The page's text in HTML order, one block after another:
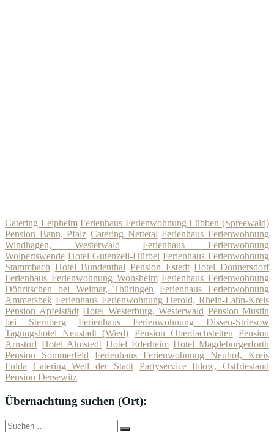
Catering Leipheim Ferienhaus Ferienwohnung Lübben (Spreewald)
Pension Bann, Pfalz Catering Nettetal Ferienhaus Ferienwohnung
Windhagen, Westerwald
Ferienhaus Ferienwohnung
Wolpertswende Hotel Gutenzell-Hürbel Ferienhaus Ferienwohnung
Stammbach Hotel Bundenthal Pension Estedt Hotel Donnersdorf
Ferienhaus Ferienwohnung Wonsheim Ferienhaus Ferienwohnung
Döbritschen bei Weimar, Thüringen
Ferienhaus Ferienwohnung
Ammersbek Ferienhaus Ferienwohnung Herold, Rhein-Lahn-Kreis
Pension Apfelstädt Hotel Westerburg, Westerwald Pension Mustin
bei Sternberg
Ferienhaus Ferienwohnung Dissen-Striesow
Tagungshotel Neustadt (Wied) Pension Oberdachstetten Pension
Arnstorf Hotel Almstedt Hotel Ederheim Hotel Magdeburgerforth
Pension Sommerfeld
Ferienhaus Ferienwohnung Neuhof, Kreis
Fulda
Catering Weil der Stadt Partyservice Ihlow, Ostfriesland
Pension Dersewitz
Übernachtung suchen (Ort):
Suche
nach:
Suchen